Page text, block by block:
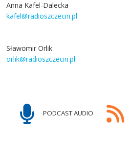
Anna Kafel-Dalecka
kafel@radioszczecin.pl
Sławomir Orlik
orlik@radioszczecin.pl
PODCAST AUDIO